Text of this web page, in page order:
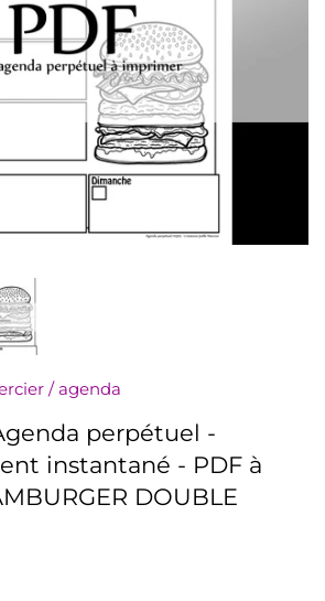
/agenda
perpétuel -
instantané - PDF à
DOUBLE
4x5)